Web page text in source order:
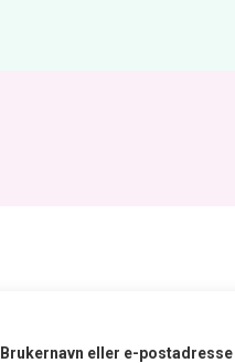
Brukernavn eller e-postadresse